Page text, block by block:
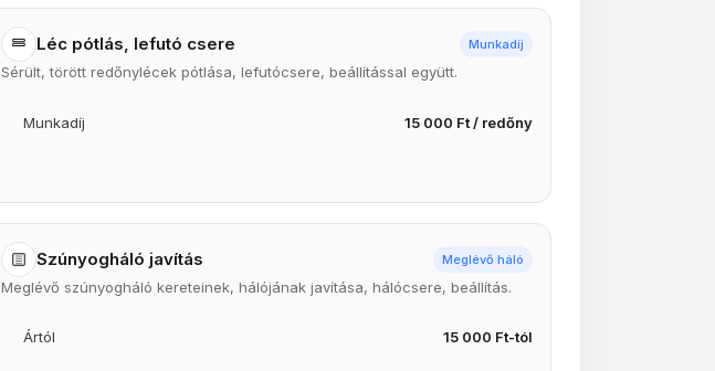
Léc pótlás, lefutó csere Munkadíj
Sérült, törött redőnylécek pótlása, lefutócsere, beállítással együtt.
Munkadíj 15 000 Ft / redőny
Szúnyogháló javítás Meglévő háló
Meglévő szúnyogháló kereteinek, hálójának javítása, hálócsere, beállítás.
Ártól 15 000 Ft-tól